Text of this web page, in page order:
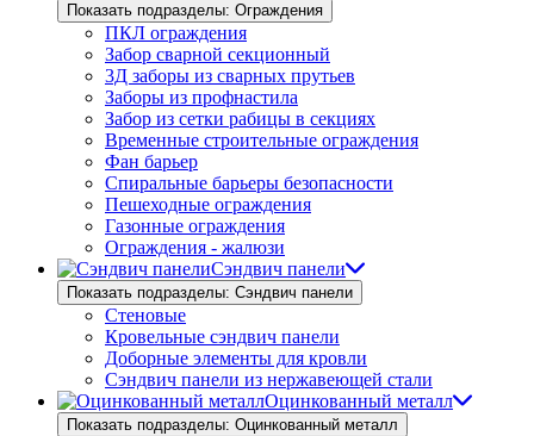
Показать подразделы: Ограждения
ПКЛ ограждения
Забор сварной секционный
3Д заборы из сварных прутьев
Заборы из профнастила
Забор из сетки рабицы в секциях
Временные строительные ограждения
Фан барьер
Спиральные барьеры безопасности
Пешеходные ограждения
Газонные ограждения
Ограждения - жалюзи
Сэндвич панели
Показать подразделы: Сэндвич панели
Стеновые
Кровельные сэндвич панели
Доборные элементы для кровли
Сэндвич панели из нержавеющей стали
Оцинкованный металл
Показать подразделы: Оцинкованный металл